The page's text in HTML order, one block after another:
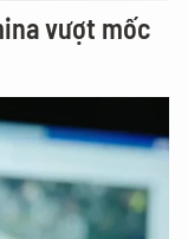
vượt mốc